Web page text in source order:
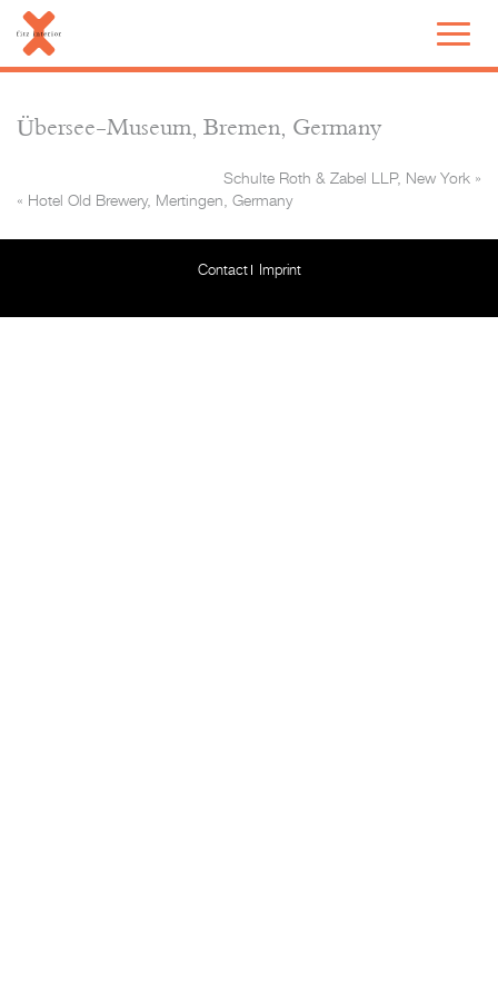
Übersee-Museum, Bremen, Germany
Schulte Roth & Zabel LLP, New York »
« Hotel Old Brewery, Mertingen, Germany
Contact Imprint